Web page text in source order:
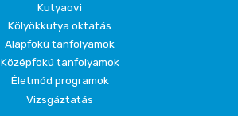
Kutyaovi
Kölyökkutya oktatás
Alapfokú tanfolyamok
Középfokú tanfolyamok
Életmód programok
Vizsgáztatás